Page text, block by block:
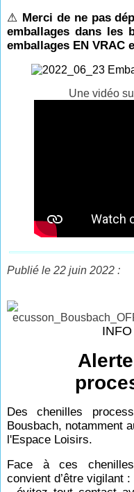
⚠ Merci de ne pas
emballages dans les
emballages EN VRAC
Une vidéo
Publié le 22 juin 2022 :
Des chenilles
Bousbach, notamment
l'Espace Loisirs.
Face à ces
convient d’être vigilant :